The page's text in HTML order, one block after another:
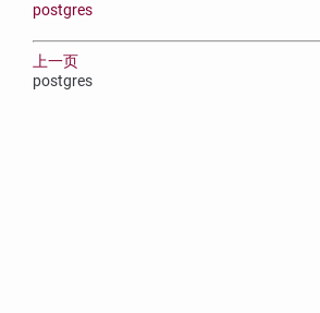
postgres
上一页
postgres